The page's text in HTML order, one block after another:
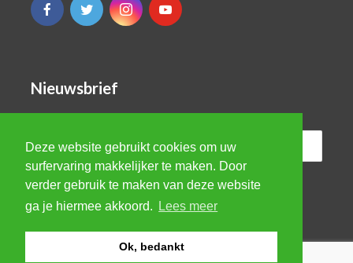
Deze website gebruikt cookies om uw
surfervaring makkelijker te maken. Door
verder gebruik te maken van deze website
ga je hiermee akkoord.
Lees meer
Ok, bedankt
Nieuwsbrief